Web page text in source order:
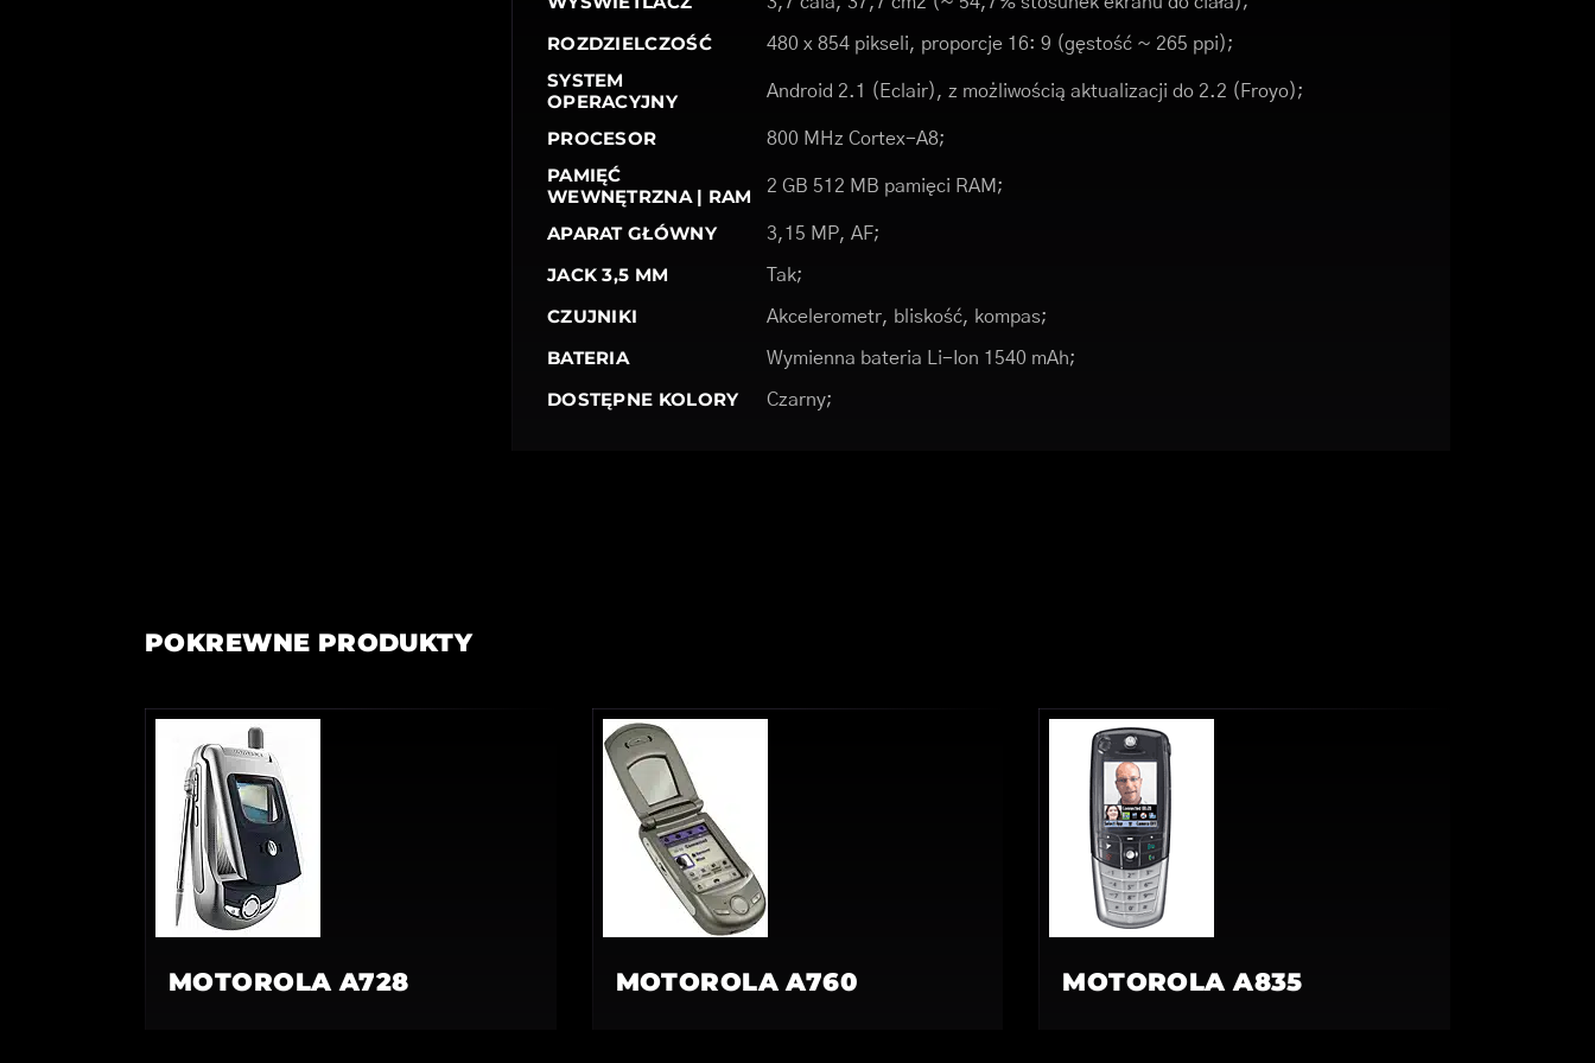
ROZDZIELCZOŚĆ 480 x 854 pikseli, proporcje 16: 9 (gęstość ~ 265 ppi);
SYSTEM
OPERACYJNY
Android 2.1 (Eclair), z możliwością aktualizacji do 2.2 (Froyo);
PROCESOR 800 MHz Cortex-A8;
PAMIĘĆ
WEWNĘTRZNA | RAM
2 GB 512 MB pamięci RAM;
APARAT GŁÓWNY 3,15 MP, AF;
JACK 3,5 MM Tak;
CZUJNIKI Akcelerometr, bliskość, kompas;
BATERIA Wymienna bateria Li-Ion 1540 mAh;
DOSTĘPNE KOLORY Czarny;
POKREWNE PRODUKTY
MOTOROLA A728 MOTOROLA A760 MOTOROLA A835